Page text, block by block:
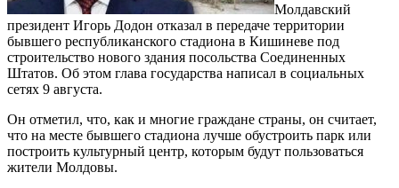
Молдавский
президент Игорь Додон отказал в передаче территории
бывшего республиканского стадиона в Кишиневе под
строительство нового здания посольства Соединенных
Штатов. Об этом глава государства написал в социальных
сетях 9 августа.
Он отметил, что, как и многие граждане страны, он считает,
что на месте бывшего стадиона лучше обустроить парк или
построить культурный центр, которым будут пользоваться
жители Молдовы.